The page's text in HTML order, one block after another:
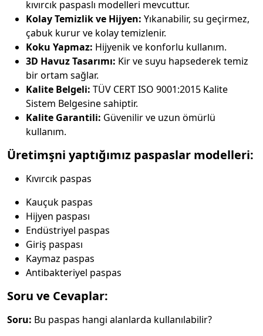
kıvırcık paspaslı modelleri mevcuttur.
Kolay Temizlik ve Hijyen: Yıkanabilir, su geçirmez,
çabuk kurur ve kolay temizlenir.
Koku Yapmaz: Hijyenik ve konforlu kullanım.
3D Havuz Tasarımı: Kir ve suyu hapsederek temiz
bir ortam sağlar.
Kalite Belgeli: TÜV CERT ISO 9001:2015 Kalite
Sistem Belgesine sahiptir.
Kalite Garantili: Güvenilir ve uzun ömürlü
kullanım.
Üretimşni yaptığımız paspaslar modelleri:
Kıvırcık paspas
Kauçuk paspas
Hijyen paspası
Endüstriyel paspas
Giriş paspası
Kaymaz paspas
Antibakteriyel paspas
Soru ve Cevaplar:
Soru: Bu paspas hangi alanlarda kullanılabilir?